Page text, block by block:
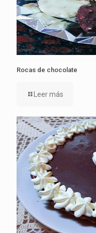
Rocas de chocolate
Leer más